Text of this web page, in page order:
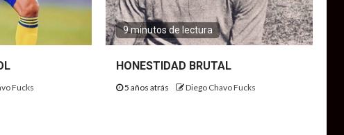
Fucks
9 minutos de lectura
HONESTIDAD BRUTAL
5 años atrás Diego Chavo Fucks